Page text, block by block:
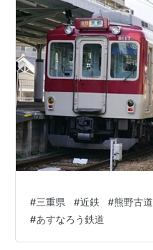
#三重県 #近鉄 #熊野古道
#あすなろう鉄道